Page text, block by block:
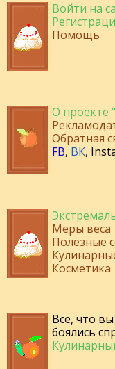
Войти на
Помощь
О проекте
Обратная
FB, ВК,
Меры веса
Полезные
Косметика
Все, что
боялись